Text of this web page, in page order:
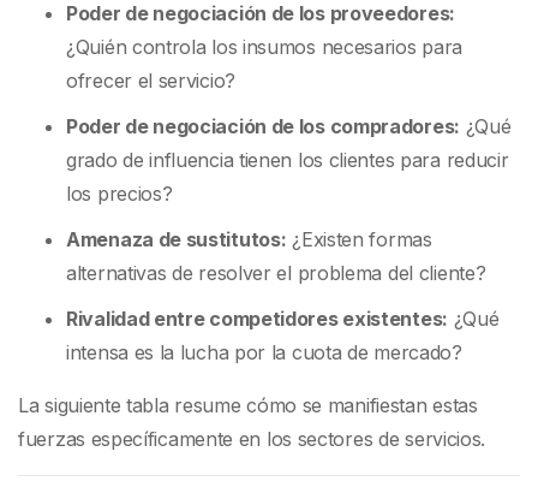
Poder de negociación de los proveedores:
¿Quién controla los insumos necesarios para
ofrecer el servicio?
Poder de negociación de los compradores: ¿Qué
grado de influencia tienen los clientes para reducir
los precios?
Amenaza de sustitutos: ¿Existen formas
alternativas de resolver el problema del cliente?
Rivalidad entre competidores existentes: ¿Qué
intensa es la lucha por la cuota de mercado?
La siguiente tabla resume cómo se manifiestan estas
fuerzas específicamente en los sectores de servicios.